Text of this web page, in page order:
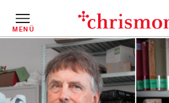
InhaltMENÜ